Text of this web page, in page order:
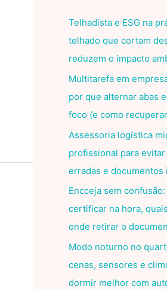
Telhadista e ESG na
telhado que cortam
reduzem o impacto
Multitarefa em
por que alternar abas
foco (e como
Assessoria logística
profissional para
erradas e documentos
Encceja sem
certificar na hora,
onde retirar o
Modo noturno no
cenas, sensores e
dormir melhor com